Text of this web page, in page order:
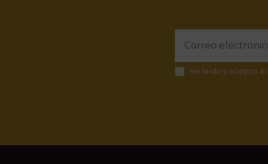
He leído y acepto el